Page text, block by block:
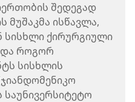
შედეგად
მუშაკმა ისწავლა,
ქირურგიული
და როგორ
სისხლის
საუნივერსიტეტო